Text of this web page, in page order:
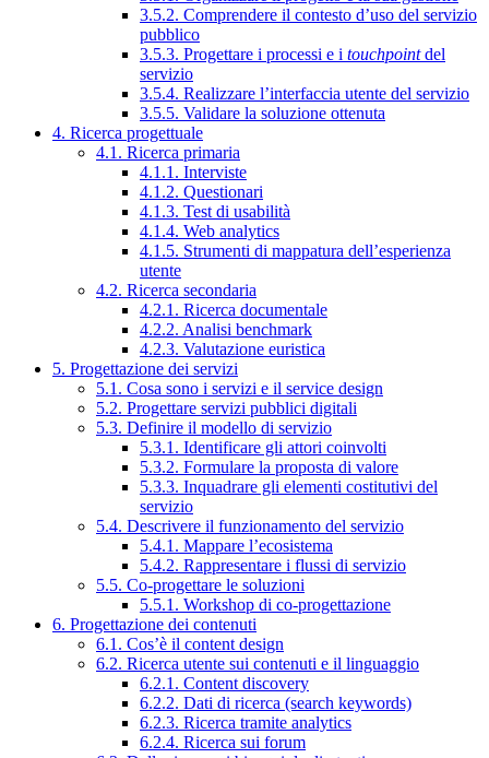
3.5.2. Comprendere il contesto d’uso del servizio
pubblico
3.5.3. Progettare i processi e i touchpointdel
servizio
3.5.4. Realizzare l’interfaccia utente del servizio
3.5.5. Validare la soluzione ottenuta
4. Ricerca progettuale
4.1. Ricerca primaria
4.1.1. Interviste
4.1.2. Questionari
4.1.3. Test di usabilità
4.1.4. Web analytics
4.1.5. Strumenti di mappatura dell’esperienza
utente
4.2. Ricerca secondaria
4.2.1. Ricerca documentale
4.2.2. Analisi benchmark
4.2.3. Valutazione euristica
5. Progettazione dei servizi
5.1. Cosa sono i servizi e il service design
5.2. Progettare servizi pubblici digitali
5.3. Definire il modello di servizio
5.3.1. Identificare gli attori coinvolti
5.3.2. Formulare la proposta di valore
5.3.3. Inquadrare gli elementi costitutivi del
servizio
5.4. Descrivere il funzionamento del servizio
5.4.1. Mappare l’ecosistema
5.4.2. Rappresentare i flussi di servizio
5.5. Co-progettare le soluzioni
5.5.1. Workshop di co-progettazione
6. Progettazione dei contenuti
6.1. Cos’è il content design
6.2. Ricerca utente sui contenuti e il linguaggio
6.2.1. Content discovery
6.2.2. Dati di ricerca (search keywords)
6.2.3. Ricerca tramite analytics
6.2.4. Ricerca sui forum